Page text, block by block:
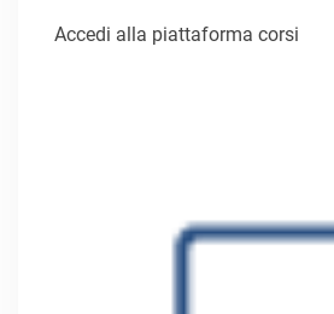
Accedi alla piattaforma corsi